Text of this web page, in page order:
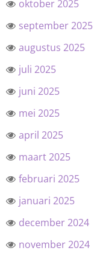
oktober 2025
september 2025
augustus 2025
juli 2025
juni 2025
mei 2025
april 2025
maart 2025
februari 2025
januari 2025
december 2024
november 2024